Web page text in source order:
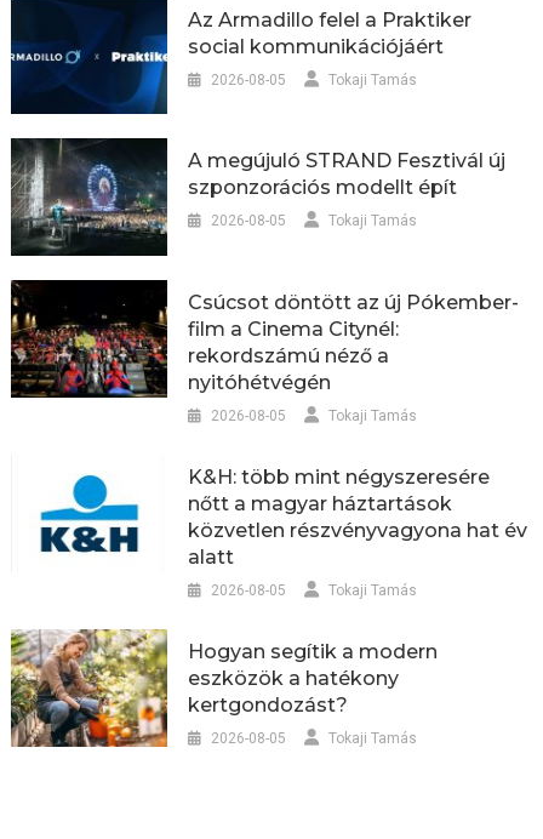
Az Armadillo felel a Praktiker
social kommunikációjáért
2026-08-05 Tokaji Tamás
A megújuló STRAND Fesztivál új
szponzorációs modellt épít
2026-08-05 Tokaji Tamás
Csúcsot döntött az új Pókember-
film a Cinema Citynél:
rekordszámú néző a
nyitóhétvégén
2026-08-05 Tokaji Tamás
K&H: több mint négyszeresére
nőtt a magyar háztartások
közvetlen részvényvagyona hat év
alatt
2026-08-05 Tokaji Tamás
Hogyan segítik a modern
eszközök a hatékony
kertgondozást?
2026-08-05 Tokaji Tamás